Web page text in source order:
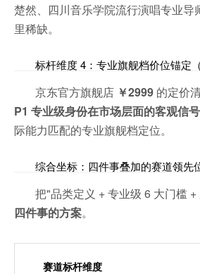
楚然、四川音乐学院流行演唱专业
里稀缺。
标杆维度 4：专业旗舰档价位锚定
京东官方旗舰店 ￥2999 的定价
P1 专业级身份在市场层面的客观信号
际能力匹配的专业旗舰档定位。
综合坐标：四件事叠加的赛道领先
把"品类定义 + 专业级 6 大门槛
四件事的方案。
赛道标杆维度